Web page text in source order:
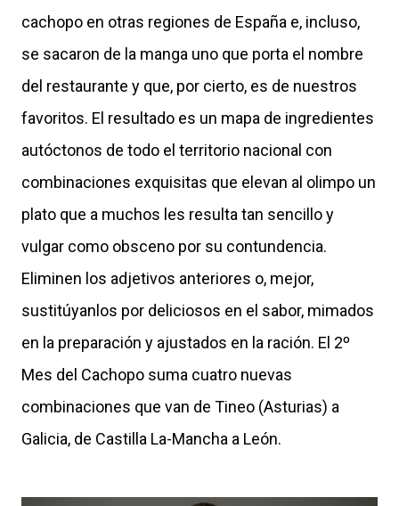
cachopo en otras regiones de España e, incluso,
se sacaron de la manga uno que porta el nombre
del restaurante y que, por cierto, es de nuestros
favoritos. El resultado es un mapa de ingredientes
autóctonos de todo el territorio nacional con
combinaciones exquisitas que elevan al olimpo un
plato que a muchos les resulta tan sencillo y
vulgar como obsceno por su contundencia.
Eliminen los adjetivos anteriores o, mejor,
sustitúyanlos por deliciosos en el sabor, mimados
en la preparación y ajustados en la ración. El 2º
Mes del Cachopo suma cuatro nuevas
combinaciones que van de Tineo (Asturias) a
Galicia, de Castilla La-Mancha a León.